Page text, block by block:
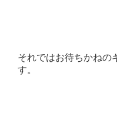
それではお待ちかねの
す。